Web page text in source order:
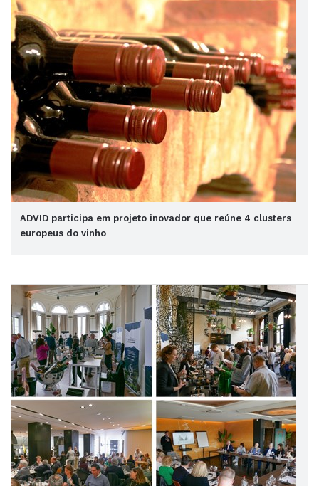
ADVID participa em projeto inovador que reúne 4 clusters
europeus do vinho